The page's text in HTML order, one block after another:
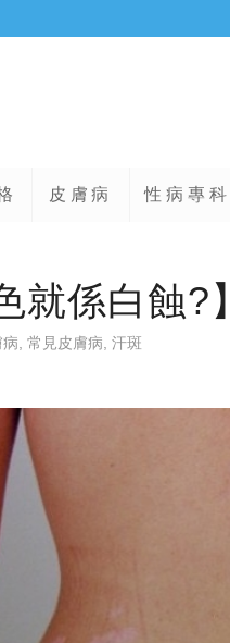
皮膚病 性病專科
就係白蝕?】
,常見皮膚病 ,汗斑